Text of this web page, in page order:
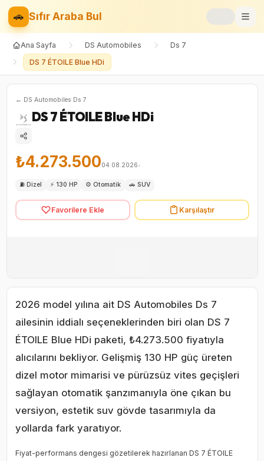
🚗 Sıfır Araba Bul
Markalar
⚡
🚙SUV
⚖️Karşılaştır
Ana Sayfa DS Automobiles
Ds 7
DS 7 ÉTOILE Blue HDi
← DS Automobiles Ds 7
DS 7 ÉTOILE Blue HDi
₺4.273.50004.08.2026•
⛽ Dizel ⚡ 130 HP ⚙️ Otomatik 🚗 SUV
Favorilere Ekle Karşılaştır
2026 model yılına ait DS Automobiles Ds 7
ailesinin iddialı seçeneklerinden biri olan DS 7
ÉTOILE Blue HDi paketi, ₺4.273.500 fiyatıyla
alıcılarını bekliyor. Gelişmiş 130 HP güç üreten
dizel motor mimarisi ve pürüzsüz vites geçişleri
sağlayan otomatik şanzımanıyla öne çıkan bu
versiyon, estetik suv gövde tasarımıyla da
yollarda fark yaratıyor.
Fiyat-performans dengesi gözetilerek hazırlanan DS 7 ÉTOILE